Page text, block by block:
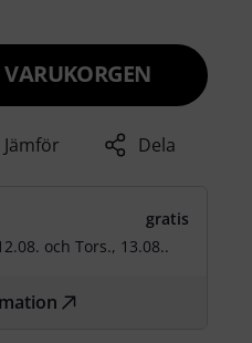
Jämför Dela
gratis
ochTors., 13.08..